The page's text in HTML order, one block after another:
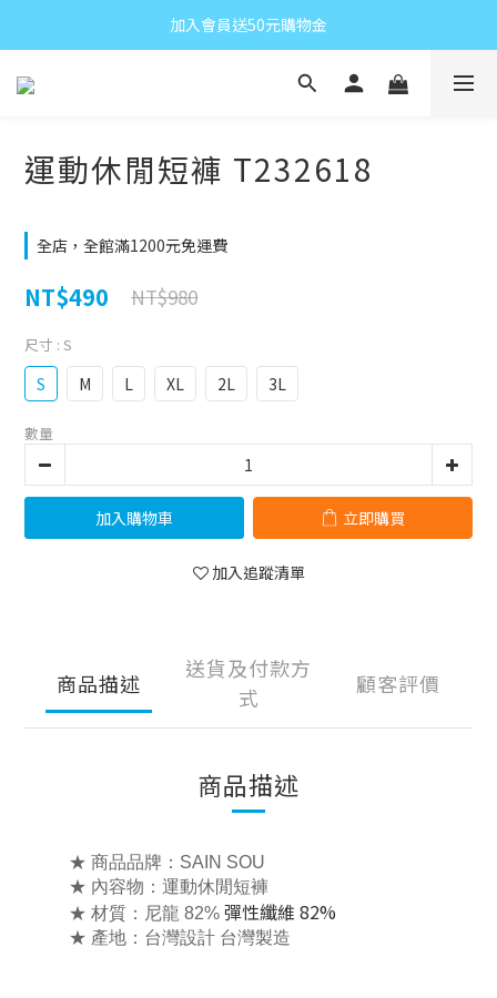
加入會員送50元購物金
運動休閒短褲 T232618
全店，全館滿1200元免運費
NT$490 NT$980
尺寸 : S
S M L XL 2L 3L
數量
加入購物車 立即購買
加入追蹤清單
商品描述
送貨及付款方
式
顧客評價
商品描述
★ 商品品牌：SAIN SOU
★ 內容物：運動休閒短褲
★ 材質：尼龍 82% 彈性纖維 82%
★ 產地：台灣設計 台灣製造